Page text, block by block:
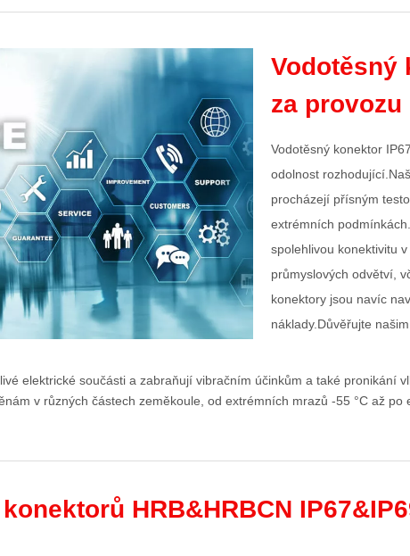
Vodotěsný
za provozu
Vodotěsný konektor
odolnost
procházejí přísným
extrémních
spolehlivou konektivitu
průmyslových odvětví,
konektory jsou navíc
náklady.Důvěřujte
elektrické součásti a zabraňují vibračním účinkům a také pronikání
v různých částech zeměkoule, od extrémních mrazů -55 °C až
HRB&HRBCN